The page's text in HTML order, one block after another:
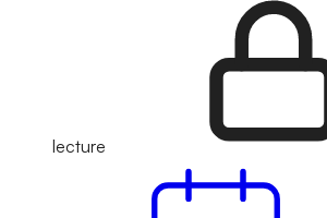
lecture